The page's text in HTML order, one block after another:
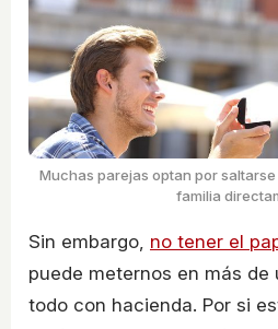
Muchas parejas optan por
familia
Sin embargo, no tener el
puede meternos en más de
todo con hacienda. Por si